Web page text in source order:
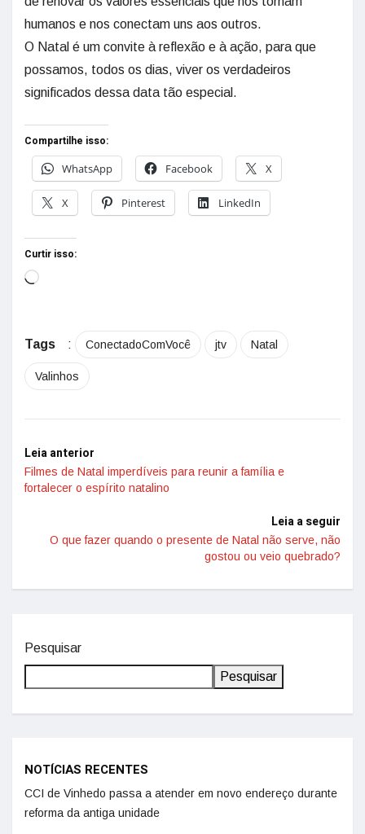
humanos e nos conectam uns aos outros.
O Natal é um convite à reflexão e à ação, para que
possamos, todos os dias, viver os verdadeiros
significados dessa data tão especial.
Compartilhe isso:
WhatsApp
Facebook X
X Pinterest LinkedIn
Curtir isso:
Tags : ConectadoComVocê jtv Natal
Valinhos
Leia anterior
Filmes de Natal imperdíveis para reunir a família e
fortalecer o espírito natalino
Leia a seguir
O que fazer quando o presente de Natal não serve, não
gostou ou veio quebrado?
Pesquisar
Pesquisar
NOTÍCIAS RECENTES
CCI de Vinhedo passa a atender em novo endereço durante
reforma da antiga unidade